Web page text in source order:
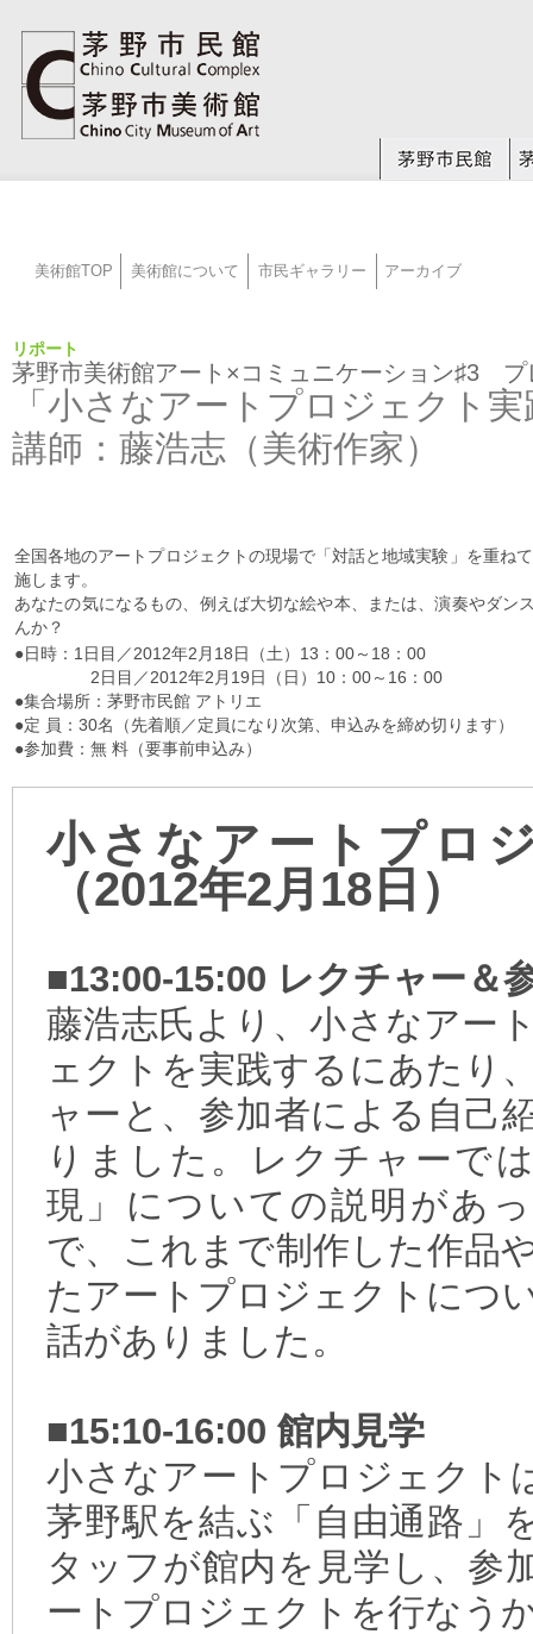
美術館TOP 美術館について 市民ギャラリー アーカイブ
リポート
茅野市美術館アート×コミュニケーション♯3 プ
「小さなアートプロジェクト
講師：藤浩志（美術作家）
全国各地のアートプロジェクトの現場で「対話と地域実験」を重ね
施します。
あなたの気になるもの、例えば大切な絵や本、または、演奏やダ
んか？
●日時：1日目／2012年2月18日（土）13：00～18：00
2日目／2012年2月19日（日）10：00～16：00
●集合場所：茅野市民館 アトリエ
●定 員：30名（先着順／定員になり次第、申込みを締め切ります）
●参加費：無 料（要事前申込み）
小さなアートプロ
（2012年2月18日）
■13:00-15:00 レクチャー＆
藤浩志氏より、小さなアー
ェクトを実践するにあたり
ャーと、参加者による自己
りました。レクチャーで
現」についての説明があ
で、これまで制作した作品
たアートプロジェクトにつ
話がありました。
■15:10-16:00 館内見学
小さなアートプロジェクト
茅野駅を結ぶ「自由通路」
タッフが館内を見学し、参
ートプロジェクトを行なう